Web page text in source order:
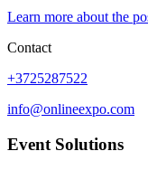
Learn more about the
Contact
+3725287522
info@onlineexpo.com
Event Solutions